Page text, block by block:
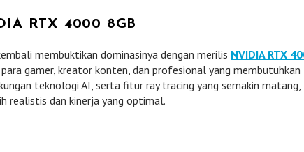
RTX 4000 8GB
membuktikan dominasinya dengan merilis NVIDIA RTX
gamer, kreator konten, dan profesional yang membutuhkan
teknologi AI, serta fitur ray tracing yang semakin matang,
realistis dan kinerja yang optimal.